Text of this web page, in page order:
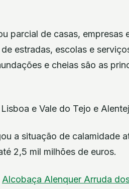
parcial de casas, empresas
estradas, escolas e
e cheias são as
e Vale do Tejo e
a situação de calamidade
2,5 mil milhões de euros.
Alcobaça Alenquer Arruda